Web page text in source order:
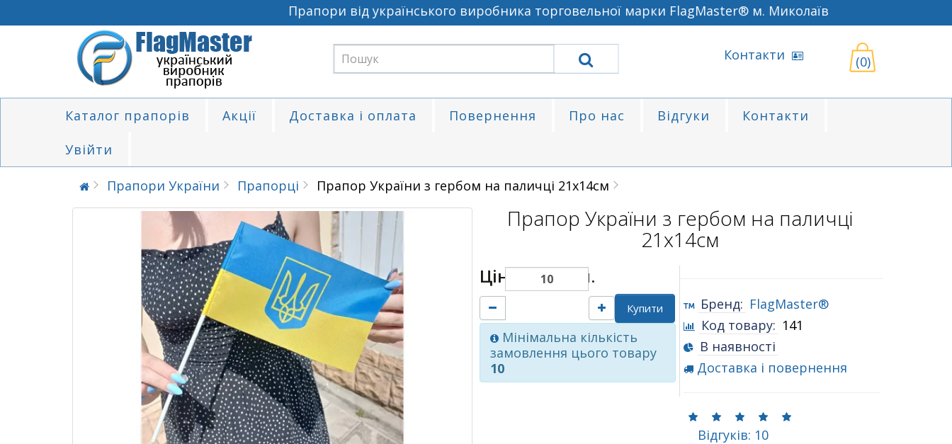
Прапори від українського виробника торговельної марки FlagMaster® м. Миколаїв
Контакти (0)
Каталог прапорів Акції Доставка і оплата Повернення Про нас Відгуки
Контакти
Увійти
Прапори України Прапорці Прапор України з гербом на паличці 21х14см
Прапор України з гербом на паличці
21х14см
Ціна:700 грн.
Купити
Мінімальна кількість
замовлення цього товару
10
Бренд: FlagMaster®
Код товару: 141
В наявності
Доставка і повернення
Відгуків: 10